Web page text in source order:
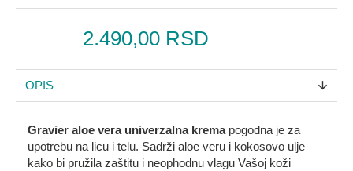
2.490,00 RSD
OPIS
Gravier aloe vera univerzalna kremapogodna je za
upotrebu na licu i telu. Sadrži aloe veru i kokosovo ulje
kako bi pružila zaštitu i neophodnu vlagu Vašoj koži